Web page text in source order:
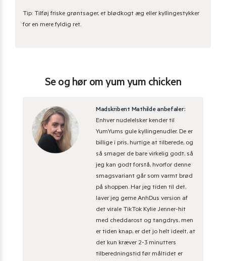
Tip: Tilføj friske grøntsager, et blødkogt æg eller kyllingestykker
for en mere fyldig ret.
Se og hør om yum yum chicken
Madskribent Mathilde anbefaler:
Enhver nudelelsker kender til
YumYums gule kyllingenudler. De er
billige i pris, hurtige at tilberede, og
så smager de bare virkelig godt, så
jeg kan godt forstå, hvorfor denne
smagsvariant går som varmt brød
på shoppen. Har jeg tiden til det,
laver jeg gerne AnhDus version af
det virale TikTok Kylie Jenner-hit
med cheddarost og tangdrys, men
er tiden knap, er det jo helt ideelt, at
det kun kræver 2-3 minutters
tilberedningstid før måltidet er